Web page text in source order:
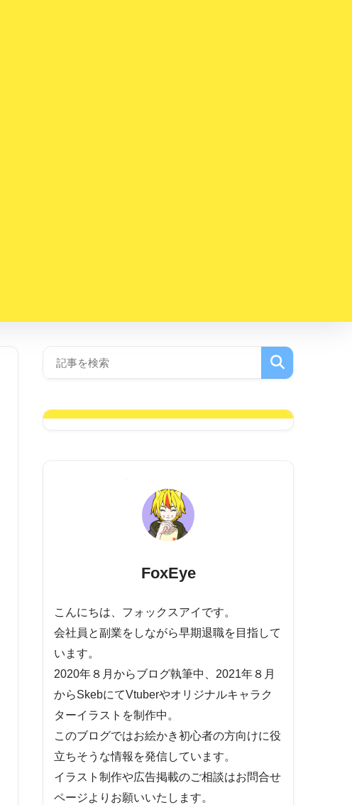
FoxEye
こんにちは、フォックスアイです。
会社員と副業をしながら早期退職を目指して
います。
2020年８月からブログ執筆中、2021年８月
からSkebにてVtuberやオリジナルキャラク
ターイラストを制作中。
このブログではお絵かき初心者の方向けに役
立ちそうな情報を発信しています。
イラスト制作や広告掲載のご相談はお問合せ
ページよりお願いいたします。